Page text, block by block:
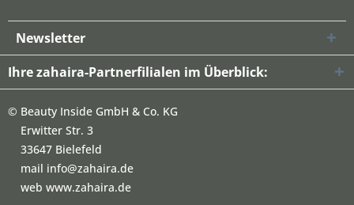
Newsletter
Ihre zahaira-Partnerfilialen im Überblick:
© Beauty Inside GmbH & Co. KG
Erwitter Str. 3
33647 Bielefeld
mail info@zahaira.de
web www.zahaira.de